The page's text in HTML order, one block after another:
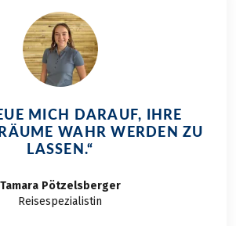
– wir
auf
in
MICH DARAUF, IHRE
WAHR WERDEN ZU
LASSEN.“
Tamara Pötzelsberger
Reisespezialistin